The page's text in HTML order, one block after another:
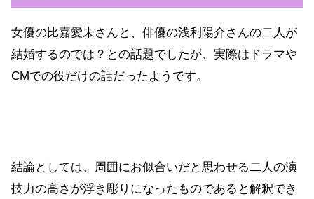
女優の比嘉愛未さんと、俳優の浅利陽介さんの二人が
結婚するのでは？との話題でしたが、実際はドラマや
CMでの役だけの話だったようです。
結論としては、周囲にお似合いだと思わせる二人の演
技力の高さが浮き彫りになったものであると解釈でき